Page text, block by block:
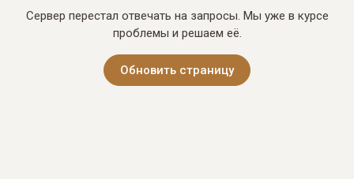
Сервер перестал отвечать на запросы. Мы уже в курсе
проблемы и решаем её.
Обновить страницу